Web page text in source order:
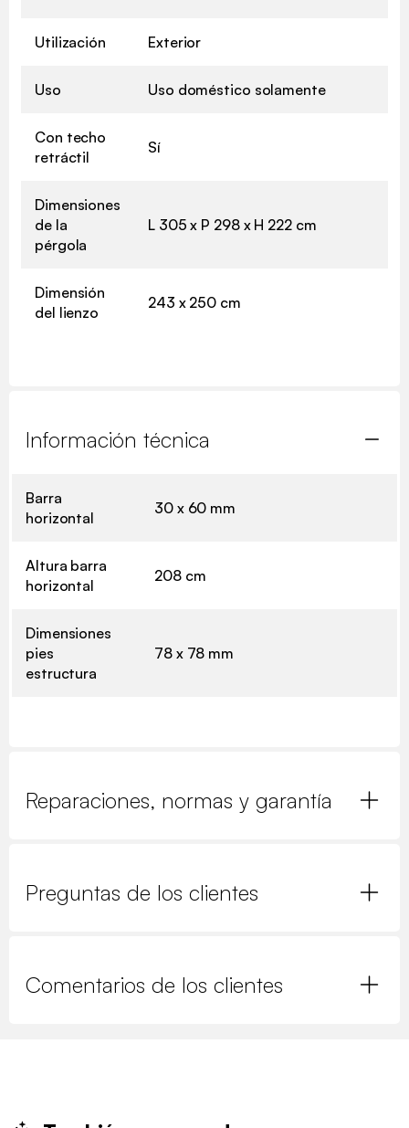
Utilización Exterior
Uso Uso doméstico solamente
Con techo
retráctil
Sí
Dimensiones
de la
pérgola
L 305 x P 298 x H 222 cm
Dimensión
del lienzo
243 x 250 cm
Información técnica
Barra
horizontal
30 x 60 mm
Altura barra
horizontal
208 cm
Dimensiones
pies
estructura
78 x 78 mm
Reparaciones, normas y garantía
Preguntas de los clientes
Comentarios de los clientes